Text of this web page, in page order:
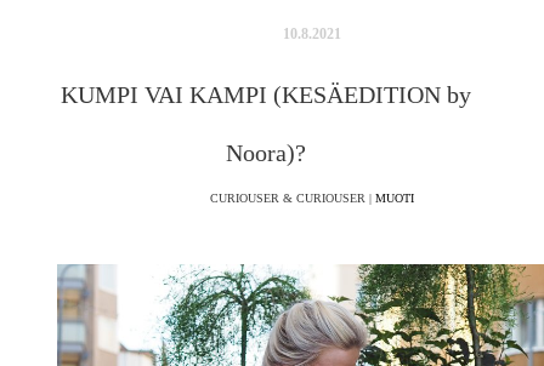
10.8.2021
KUMPI VAI KAMPI (KESÄEDITION by
Noora)?
CURIOUSER & CURIOUSER | MUOTI